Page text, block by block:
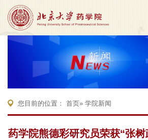
您目前的位置： 首页» 学院新闻
药学院熊德彩研究员荣获“张树